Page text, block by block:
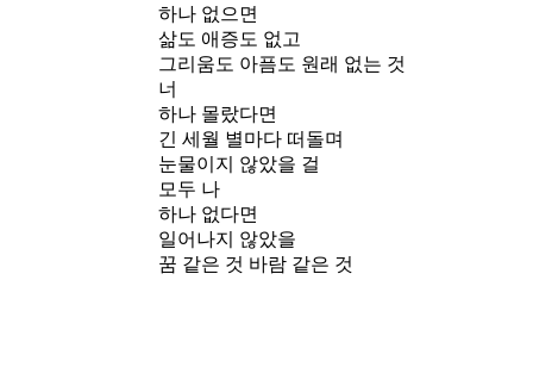
하나 없으면
삶도 애증도 없고
그리움도 아픔도 원래 없는 것
너
하나 몰랐다면
긴 세월 별마다 떠돌며
눈물이지 않았을 걸
모두 나
하나 없다면
일어나지 않았을
꿈 같은 것 바람 같은 것